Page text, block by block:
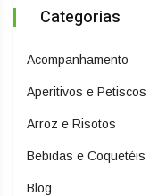
Categorias
Acompanhamento
Aperitivos e Petiscos
Arroz e Risotos
Bebidas e Coquetéis
Blog